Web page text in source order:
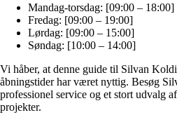
Mandag-torsdag: [09:00 – 18:00]
Fredag: [09:00 – 19:00]
Lørdag: [09:00 – 15:00]
Søndag: [10:00 – 14:00]
Vi håber, at denne guide til Silvan
åbningstider har været nyttig. Besøg
professionel service og et stort udvalg
projekter.